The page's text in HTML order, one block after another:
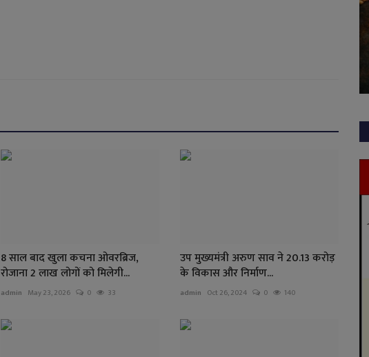
8 साल बाद खुला कचना ओवरब्रिज,
रोजाना 2 लाख लोगों को मिलेगी...
admin May 23, 2026 0 33
उप मुख्यमंत्री अरुण साव ने 20.13 करोड़
के विकास और निर्माण...
admin Oct 26, 2024 0 140